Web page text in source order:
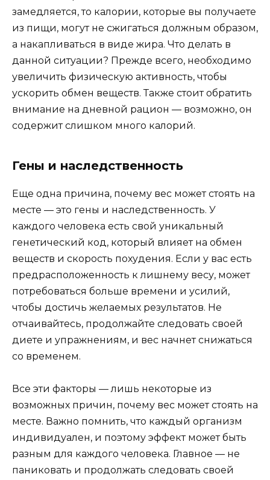
замедляется, то калории, которые вы получаете
из пищи, могут не сжигаться должным образом,
а накапливаться в виде жира. Что делать в
данной ситуации? Прежде всего, необходимо
увеличить физическую активность, чтобы
ускорить обмен веществ. Также стоит обратить
внимание на дневной рацион — возможно, он
содержит слишком много калорий.
Гены и наследственность
Еще одна причина, почему вес может стоять на
месте — это гены и наследственность. У
каждого человека есть свой уникальный
генетический код, который влияет на обмен
веществ и скорость похудения. Если у вас есть
предрасположенность к лишнему весу, может
потребоваться больше времени и усилий,
чтобы достичь желаемых результатов. Не
отчаивайтесь, продолжайте следовать своей
диете и упражнениям, и вес начнет снижаться
со временем.
Все эти факторы — лишь некоторые из
возможных причин, почему вес может стоять на
месте. Важно помнить, что каждый организм
индивидуален, и поэтому эффект может быть
разным для каждого человека. Главное — не
паниковать и продолжать следовать своей